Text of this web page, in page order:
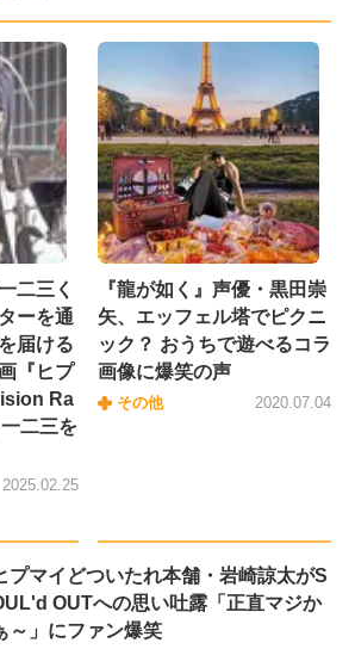
二三く
ーを通
届ける
『ヒプ
Ra
二三を
2025.02.25
『龍が如く』声優・黒田崇
矢、エッフェル塔でピクニ
ック？ おうちで遊べるコラ
画像に爆笑の声
その他 2020.07.04
プマイどついたれ本舗・岩崎諒太がS
OUTへの思い吐露「正直マジか
～」にファン爆笑